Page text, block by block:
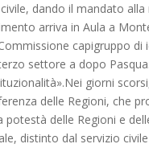
dando il mandato alla
arriva in Aula a
capigruppo
settore a dopo
giorni
delle Regioni, che
potestà delle Regioni e
distinto dal servizio